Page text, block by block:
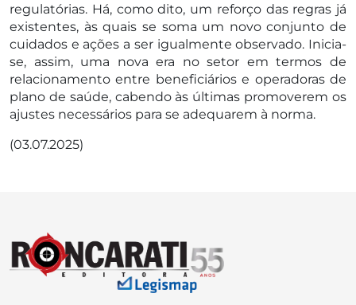
regulatórias. Há, como dito, um reforço das regras já
existentes, às quais se soma um novo conjunto de
cuidados e ações a ser igualmente observado. Inicia-
se, assim, uma nova era no setor em termos de
relacionamento entre beneficiários e operadoras de
plano de saúde, cabendo às últimas promoverem os
ajustes necessários para se adequarem à norma.
(03.07.2025)